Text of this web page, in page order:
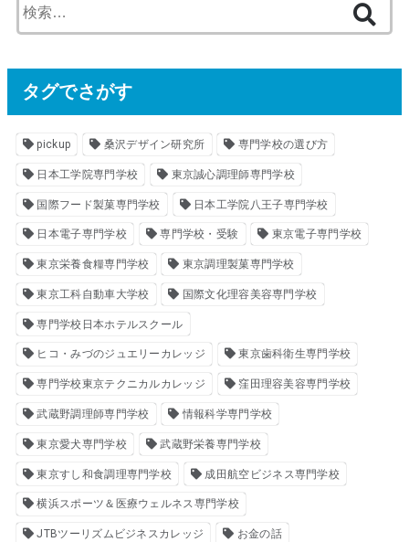
索
タグでさがす
pickup 桑沢デザイン研究所 専門学校の選び方
日本工学院専門学校 東京誠心調理師専門学校
国際フード製菓専門学校 日本工学院八王子専門学校
日本電子専門学校 専門学校・受験 東京電子専門学校
東京栄養食糧専門学校 東京調理製菓専門学校
東京工科自動車大学校 国際文化理容美容専門学校
専門学校日本ホテルスクール
ヒコ・みづのジュエリーカレッジ 東京歯科衛生専門学校
専門学校東京テクニカルカレッジ 窪田理容美容専門学校
武蔵野調理師専門学校 情報科学専門学校
東京愛犬専門学校 武蔵野栄養専門学校
東京すし和食調理専門学校 成田航空ビジネス専門学校
横浜スポーツ＆医療ウェルネス専門学校
JTBツーリズムビジネスカレッジ お金の話